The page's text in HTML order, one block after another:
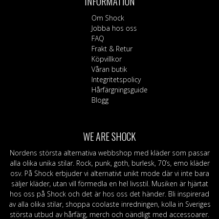
olika
alternativen
väljas
produktsidan
Om Shock
Jobba hos oss
FAQ
Frakt & Retur
Köpvillkor
Våran butik
Integritetspolicy
Hårfärgningsguide
Blogg
WE ARE SHOCK
Nordens största alternativa webbshop med kläder som passar
alla olika unika stilar. Rock, punk, goth, burlesk, 70’s, emo kläder
osv. På Shock erbjuder vi alternativt unikt mode där vi inte bara
säljer kläder, utan vill förmedla en hel livsstil. Musiken är hjärtat
hos oss på Shock och det är hos oss det händer. Bli inspirerad
av alla olika stilar, shoppa coolaste inredningen, kolla in Sveriges
största utbud av hårfärg, merch och oändligt med accessoarer.